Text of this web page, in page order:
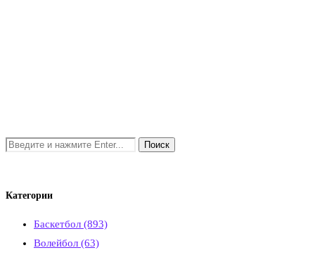
Категории
Баскетбол (893)
Волейбол (63)